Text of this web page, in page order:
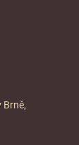
Brně,